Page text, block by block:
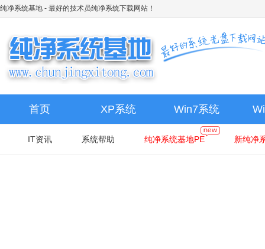
纯净系统基地 - 最好的技术员纯净系统下载网站！
首页 XP系统 Win7系统
IT资讯 系统帮助 纯净系统基地PE 新纯净